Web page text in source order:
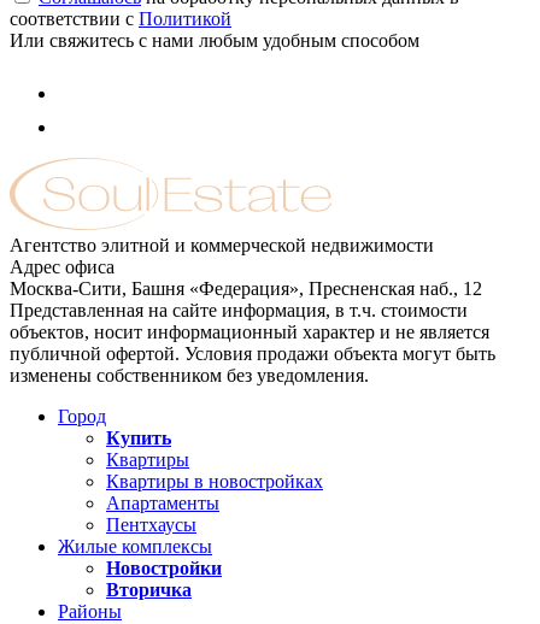
соответствии с Политикой
Или свяжитесь с нами любым удобным способом
Агентство элитной и коммерческой недвижимости
Адрес офиса
Москва-Сити, Башня «Федерация», Пресненская наб., 12
Представленная на сайте информация, в т.ч. стоимости
объектов, носит информационный характер и не является
публичной офертой. Условия продажи объекта могут быть
изменены собственником без уведомления.
Город
Купить
Квартиры
Квартиры в новостройках
Апартаменты
Пентхаусы
Жилые комплексы
Новостройки
Вторичка
Районы